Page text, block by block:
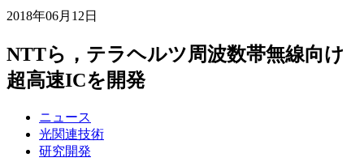
2018年06月12日
NTTら，テラヘルツ周波数帯無線向け
超高速ICを開発
ニュース
光関連技術
研究開発